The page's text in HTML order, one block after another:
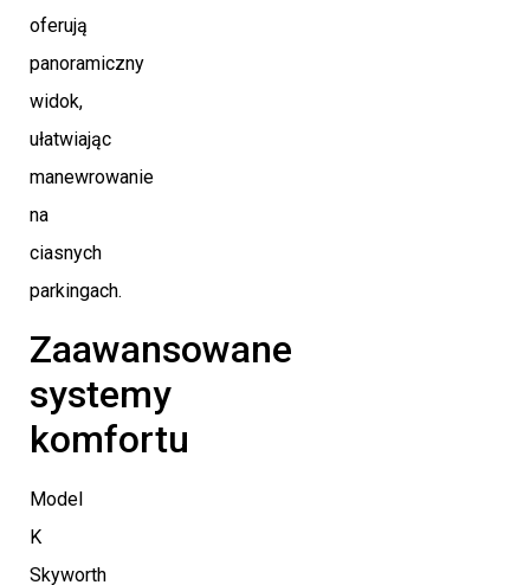
oferują
panoramiczny
widok,
ułatwiając
manewrowanie
na
ciasnych
parkingach.
Zaawansowane
systemy
komfortu
Model
K
Skyworth